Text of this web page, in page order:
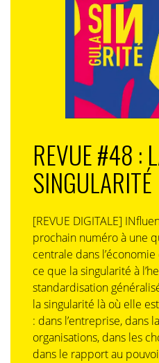
REVUE #48 :
SINGULARITÉ
[REVUE DIGITALE]
prochain numéro à une
centrale dans
ce que la singularité à
standardisation
la singularité là où elle
: dans l’entreprise, dans
organisations, dans les
dans le rapport au